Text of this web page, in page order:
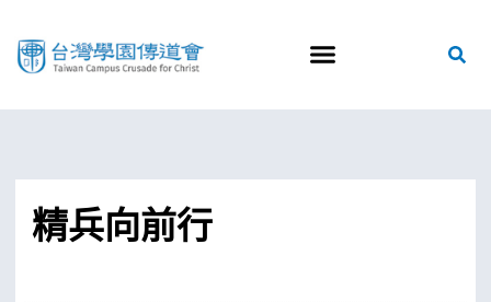
精兵向前行